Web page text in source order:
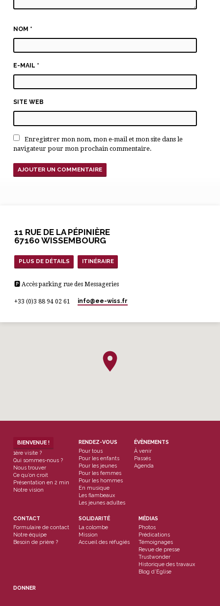
NOM *
E-MAIL *
SITE WEB
Enregistrer mon nom, mon e-mail et mon site dans le
navigateur pour mon prochain commentaire.
11 RUE DE LA PÉPINIÈRE
67160 WISSEMBOURG
PLUS DE DÉTAILS ITINÉRAIRE
🅿 Accès parking rue des Messageries
+33 (0)3 88 94 02 61 info​@ee-wiss.fr
BIENVENUE !
1ère visite ?
Qui sommes-nous ?
Nous trouver
Ce qu’on croit
Présentation en 2 min
Notre vision
RENDEZ-VOUS
Pour tous
Pour les enfants
Pour les jeunes
Pour les femmes
Pour les hommes
En musique
Les flambeaux
Les jeunes adultes
ÉVÈNEMENTS
À venir
Passés
Agenda
CONTACT
Formulaire de contact
Notre équipe
Besoin de prière ?
SOLIDARITÉ
La colombe
Mission
Accueil des réfugiés
MÉDIAS
Photos
Prédications
Témoignages
Revue de presse
Trustwonder
Historique des travaux
Blog d’Eglise
DONNER